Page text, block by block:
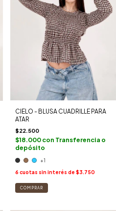
CIELO - BLUSA CUADRILLE PARA
ATAR
$22.500
$18.000con Transferencia o
depósito
+1
6 cuotas sin interés de $3.750
COMPRAR